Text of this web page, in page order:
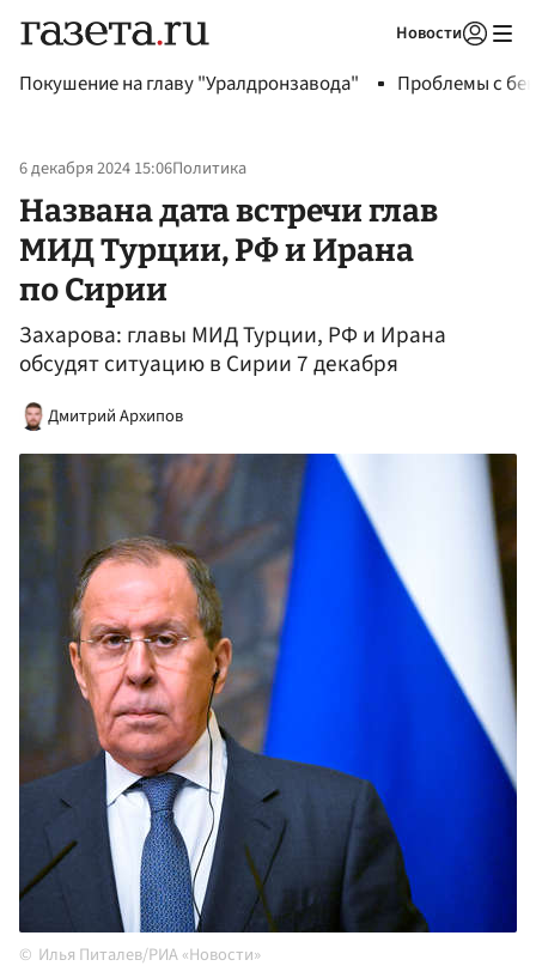
Новости
Покушение на главу "Уралдронзавода" Проблемы с
6 декабря 2024 15:06Политика
Названа дата встречи глав
МИД Турции, РФ и Ирана
по Сирии
Захарова: главы МИД Турции, РФ и Ирана
обсудят ситуацию в Сирии 7 декабря
Дмитрий Архипов
Илья Питалев/РИА «Новости»